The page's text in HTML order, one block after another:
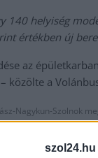
szol24.hu
140 helyiség
értékben új
az
közölte a
Nagykun-Szolnok
máris tíz forinttal